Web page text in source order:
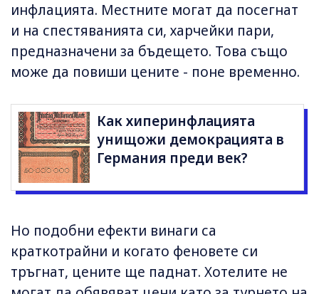
инфлацията. Местните могат да посегнат
и на спестяванията си, харчейки пари,
предназначени за бъдещето. Това също
може да повиши цените - поне временно.
Как хиперинфлацията
унищожи демокрацията в
Германия преди век?
Но подобни ефекти винаги са
краткотрайни и когато феновете си
тръгнат, цените ще паднат. Хотелите не